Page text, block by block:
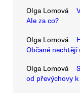
Olga Lomová
Ale za co?
Olga Lomová
Občané
Olga Lomová
od převýchovy